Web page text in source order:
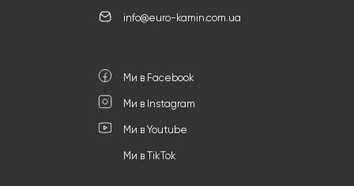
info@euro-kamin.com.ua
Ми в Facebook
Ми в Instagram
Ми в Youtube
Ми в TikTok